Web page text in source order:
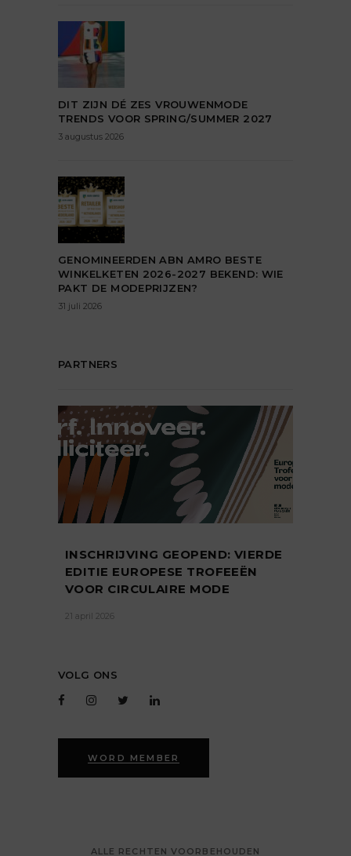
DIT ZIJN DÉ ZES VROUWENMODE
TRENDS VOOR SPRING/SUMMER 2027
3 augustus 2026
GENOMINEERDEN ABN AMRO BESTE
WINKELKETEN 2026-2027 BEKEND: WIE
PAKT DE MODEPRIJZEN?
31 juli 2026
PARTNERS
INSCHRIJVING GEOPEND: VIERDE
EDITIE EUROPESE TROFEEËN
VOOR CIRCULAIRE MODE
21 april 2026
VOLG ONS
WORD MEMBER
ALLE RECHTEN VOORBEHOUDEN